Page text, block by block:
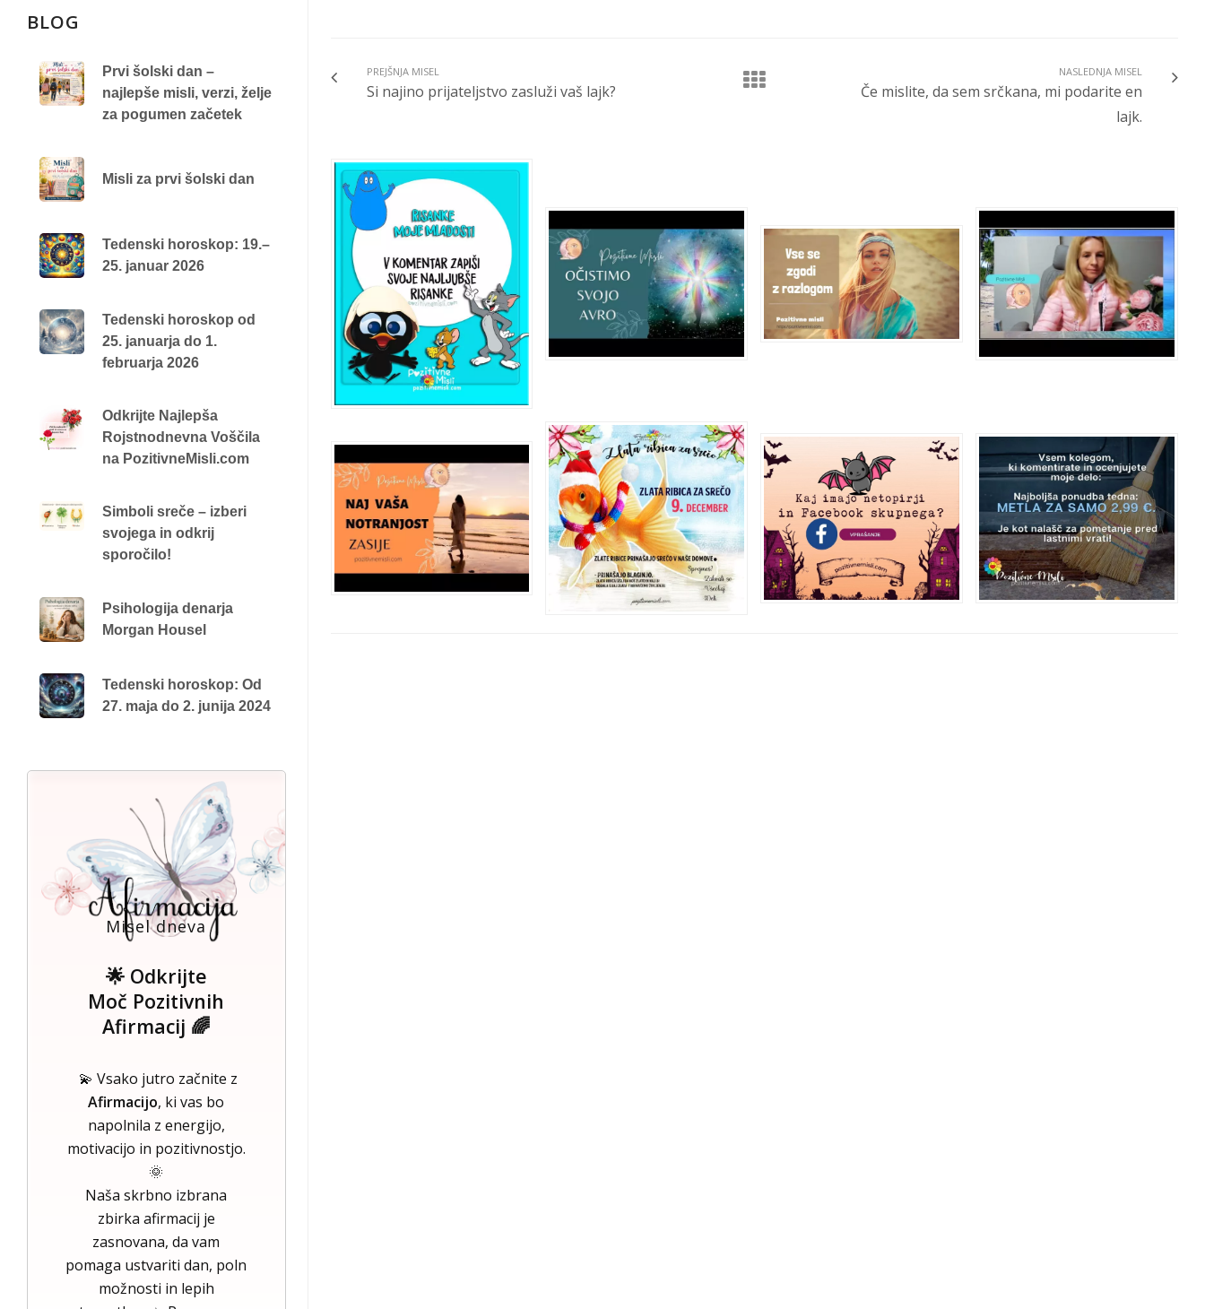
PREJŠNJA MISEL
Si najino prijateljstvo zasluži vaš lajk?
NASLEDNJA MISEL
Če mislite, da sem srčkana, mi podarite en
lajk.
BLOG
Prvi šolski dan –
najlepše misli, verzi, želje
za pogumen začetek
Misli za prvi šolski dan
Tedenski horoskop: 19.–
25. januar 2026
Tedenski horoskop od
25. januarja do 1.
februarja 2026
Odkrijte Najlepša
Rojstnodnevna Voščila
na PozitivneMisli.com
Simboli sreče – izberi
svojega in odkrij
sporočilo!
Psihologija denarja
Morgan Housel
Tedenski horoskop: Od
27. maja do 2. junija 2024
Misel dneva
🌟 Odkrijte
Moč Pozitivnih
Afirmacij 🌈
💫 Vsako jutro začnite z
Afirmacijo, ki vas bo
napolnila z energijo,
motivacijo in pozitivnostjo.
🌞
Naša skrbno izbrana
zbirka afirmacij je
zasnovana, da vam
pomaga ustvariti dan, poln
možnosti in lepih